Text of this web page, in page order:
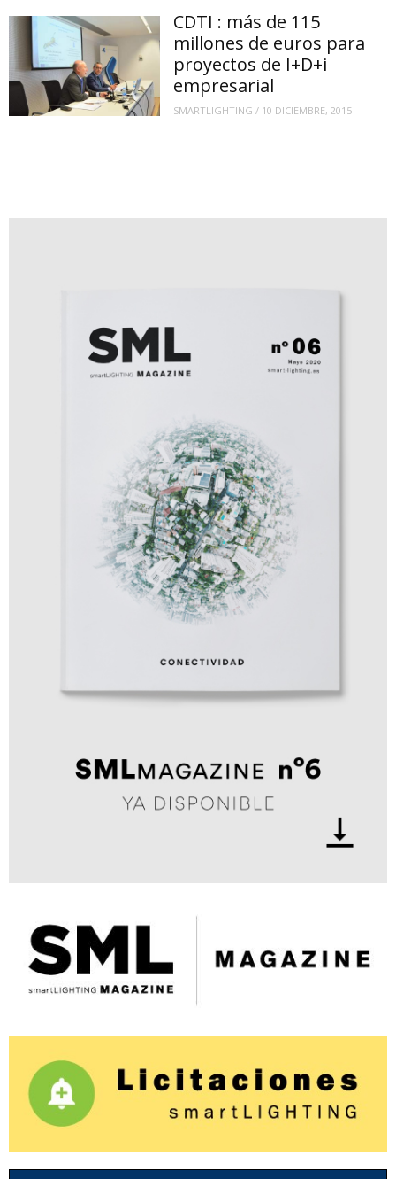
CDTI : más de 115
millones de euros para
proyectos de I+D+i
empresarial
SMARTLIGHTING / 10 DICIEMBRE, 2015